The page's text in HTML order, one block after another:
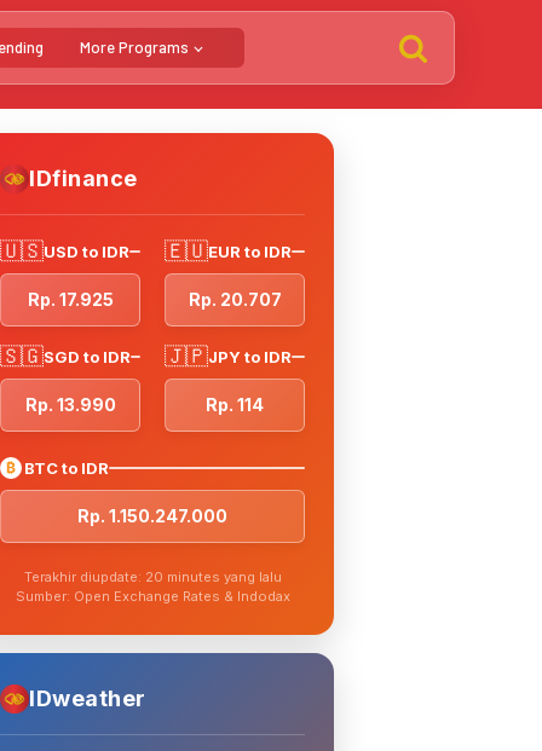
More Programs
IDfinance
🇺🇸USD to IDR
Rp. 17.925
🇪🇺EUR to IDR
Rp. 20.707
🇸🇬SGD to IDR
Rp. 13.990
🇯🇵JPY to IDR
Rp. 114
₿ BTC to IDR
Rp. 1.150.247.000
Terakhir diupdate: 20 minutes yang lalu
Sumber: Open Exchange Rates & Indodax
IDweather